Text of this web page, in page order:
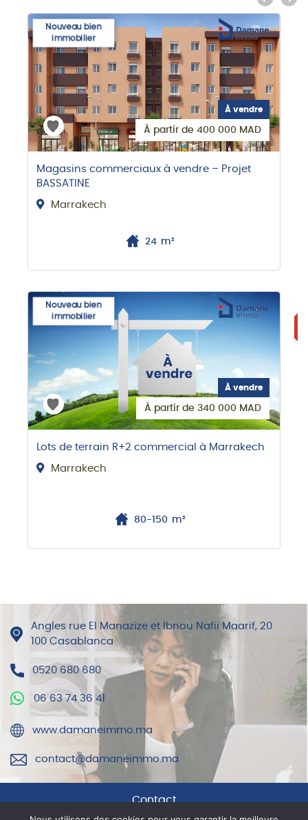
Nouveau bien
immobilier
À vendre
À partir de 400 000 MAD
Magasins commerciaux à vendre – Projet
BASSATINE
Marrakech
24 m²
Nouveau bien
immobilier
À vendre
À partir de 340 000 MAD
Lots de terrain R+2 commercial à Marrakech
Marrakech
80-150 m²
Angles rue El Manazize et Ibnou Nafii Maarif, 20
100 Casablanca
0520 680 680
06 63 74 36 41
www.damaneimmo.ma
contact@damaneimmo.ma
Contact